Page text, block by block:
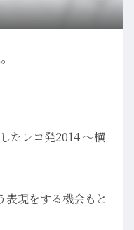
たレコ発2014 ～横
現をする機会もと